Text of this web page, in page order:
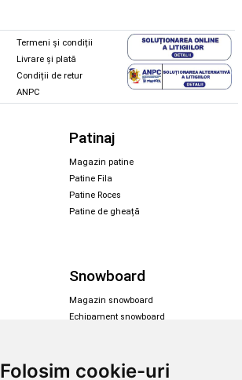
Folosim cookie-uri
Termeni și condiții
Livrare și plată
Condiții de retur
ANPC
Patinaj
Magazin patine
Patine Fila
Patine Roces
Patine de gheață
Snowboard
Magazin snowboard
Echipament snowboard
Skate & longboard